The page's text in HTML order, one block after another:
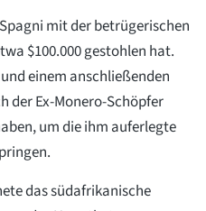
mit der betrügerischen
$100.000 gestohlen hat.
einem anschließenden
der Ex-Monero-Schöpfer
um die ihm auferlegte
das südafrikanische